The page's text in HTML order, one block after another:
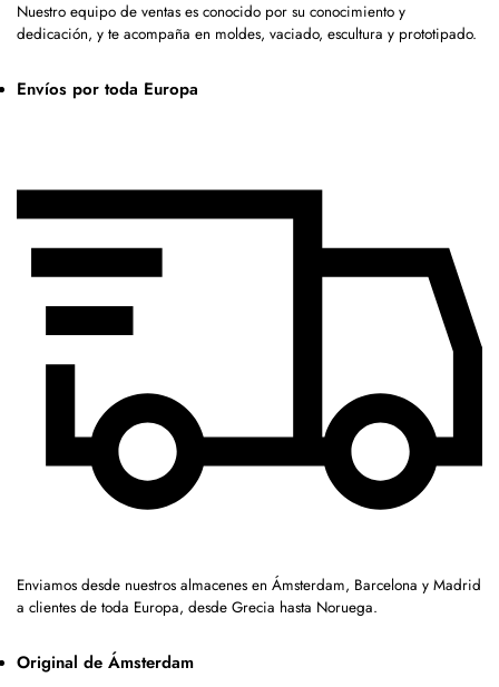
Nuestro equipo de ventas es conocido por su conocimiento y
dedicación, y te acompaña en moldes, vaciado, escultura y prototipado.
Envíos por toda Europa
Enviamos desde nuestros almacenes en Ámsterdam, Barcelona y Madrid
a clientes de toda Europa, desde Grecia hasta Noruega.
Original de Ámsterdam